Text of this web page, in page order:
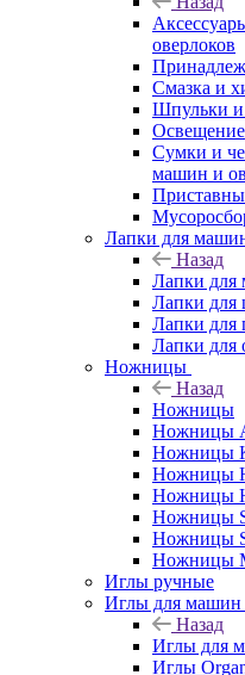
оверлоков
Смазка и
Шпульки и
Освещение
Сумки и
машин и
Лапки для
Назад
Лапки для
Лапки
Лапки для
Лапки для
Ножницы
Назад
Ножницы
Ножницы
Ножницы
Ножницы
Ножницы
Ножницы
Ножницы
Ножницы
Иглы ручные
Иглы для машин
Назад
Иглы для
Иглы